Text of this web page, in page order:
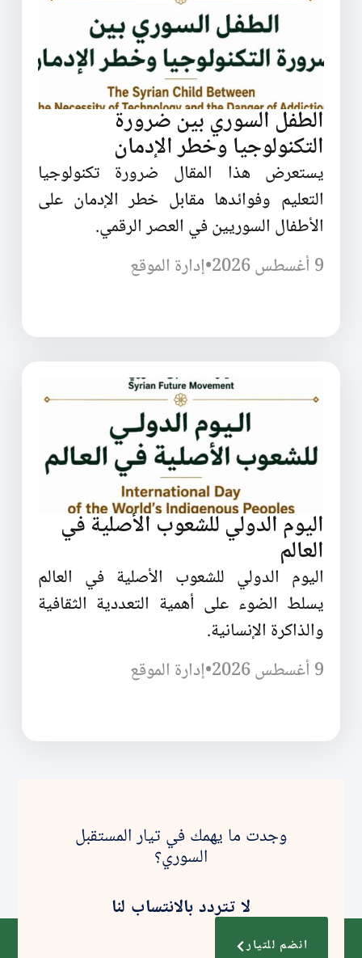
الطفل السوري بين ضرورة
التكنولوجيا وخطر الإدمان
يستعرض هذا المقال ضرورة تكنولوجيا
التعليم وفوائدها مقابل خطر الإدمان على
الأطفال السوريين في العصر الرقمي.
9 أغسطس 2026
•إدارة الموقع
اليوم الدولي للشعوب الأصلية في
العالم
اليوم الدولي للشعوب الأصلية في العالم
يسلط الضوء على أهمية التعددية الثقافية
والذاكرة الإنسانية.
9 أغسطس 2026
•إدارة الموقع
وجدت ما يهمك في تيار المستقبل
السوري؟
لا تتردد بالانتساب لنا
انضم للتيار